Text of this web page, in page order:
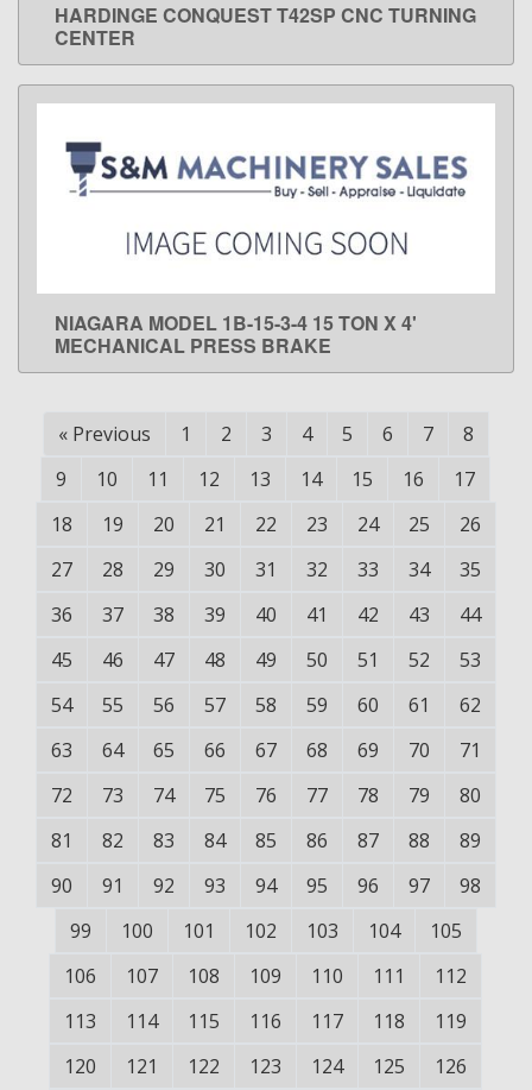
LEARN MORE
HARDINGE CONQUEST T42SP CNC TURNING
CENTER
LEARN MORE
NIAGARA MODEL 1B-15-3-4 15 TON X 4'
MECHANICAL PRESS BRAKE
« Previous 1 2 3 4 5 6 7
8
9
10 11 12 13 14 15 16
17
18
19 20 21 22 23 24 25
26
27
28 29 30 31 32 33 34
35
36
37 38 39 40 41 42 43
44
45
46 47 48 49 50 51 52
53
54
55 56 57 58 59 60 61
62
63
64 65 66 67 68 69 70
71
72
73 74 75 76 77 78 79
80
81
82 83 84 85 86 87 88
89
90
91 92 93 94 95 96 97
98
99
100 101 102 103 104
105
106
107 108 109 110 111
112
113
114 115 116 117 118
119
120
121 122 123 124 125
126